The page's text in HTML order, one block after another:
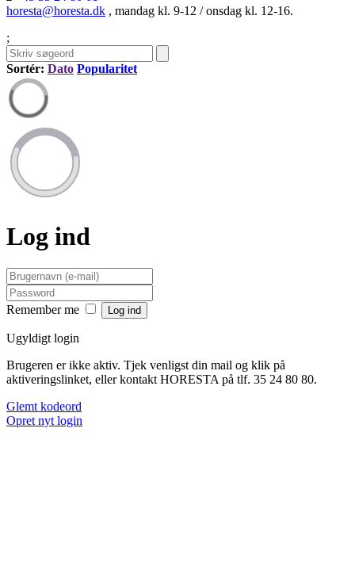
horesta@horesta.dk , mandag kl. 9-12 / onsdag kl. 12-16.
;
Sortér: Dato Popularitet
Log ind
Remember me
Ugyldigt login
Brugeren er ikke aktiv. Tjek venligst din mail og klik på
aktiveringslinket, eller kontakt HORESTA på tlf. 35 24 80 80.
Glemt kodeord
Opret nyt login